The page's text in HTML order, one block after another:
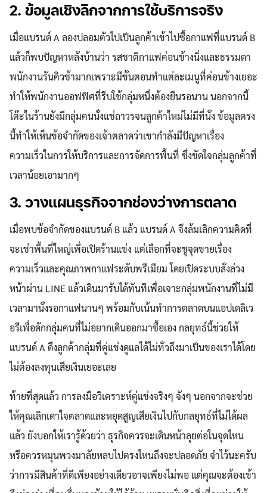
2. ข้อมูลเชิงลึกจากการใช้บริการจริง
เมื่อแบรนด์ A ลองปลอมตัวไปเป็นลูกค้าเข้าไปซื้อกาแฟที่แบรนด์ B
แล้วก็พบปัญหาหลังบ้านว่า รสชาติกาแฟค่อนข้างนิ่งและธรรมดา
พนักงานรันคิวช้ามากเพราะมีขั้นตอนทำแต่ละเมนูที่ค่อนข้างเยอะ
ทำให้พนักงานออฟฟิศที่รีบใช้กลุ่มหนึ่งต้องยืนรอนาน นอกจากนี้
โต๊ะในร้านยังมีกลุ่มคนนั่งแช่ถาวรจนลูกค้าใหม่ไม่มีที่นั่ง ข้อมูลตรง
นี้ทำให้เห็นข้อจำกัดของเจ้าตลาดว่าเขากำลังมีปัญหาเรื่อง
ความเร็วในการให้บริการและการจัดการพื้นที่ ซึ่งขัดใจกลุ่มลูกค้าที่
เวลาน้อยเอามากๆ
3. วางแผนธุรกิจจากช่องว่างการตลาด
เมื่อพบข้อจำกัดของแบรนด์ B แล้ว แบรนด์ A จึงล้มเลิกความคิดที่
จะเช่าพื้นที่ใหญ่เพื่อเปิดร้านแข่ง แต่เลือกที่จะชูจุดขายเรื่อง
ความเร็วและคุณภาพกาแฟระดับพรีเมียม โดยเปิดระบบสั่งล่วง
หน้าผ่าน LINE แล้วเดินมารับได้ทันทีเพื่อเจาะกลุ่มพนักงานที่ไม่มี
เวลามานั่งรอกาแฟนานๆ พร้อมกับเน้นทำการตลาดบนแอปเดลิเว
อรีเพื่อดักกลุ่มคนที่ไม่อยากเดินออกมาซื้อเอง กลยุทธ์นี้ช่วยให้
แบรนด์ A ดึงลูกค้ากลุ่มที่คู่แข่งดูแลได้ไม่ทั่วถึงมาเป็นของเราได้โดย
ไม่ต้องลงทุนเสียเงินเยอะเลย
ท้ายที่สุดแล้ว การลงมือวิเคราะห์คู่แข่งจริงๆ จังๆ นอกจากจะช่วย
ให้คุณเลิกเดาใจตลาดและหยุดสูญเสียเงินไปกับกลยุทธ์ที่ไม่ได้ผล
แล้ว ยังบอกให้เรารู้ด้วยว่า ธุรกิจควรจะเดินหน้าลุยต่อในจุดไหน
หรือควรหมุนพวงมาลัยหลบไปตรงไหนถึงจะปลอดภัย จำไว้นะครับ
ว่าการมีสินค้าที่ดีเพียงอย่างเดียวอาจเพียงไม่พอ แต่คุณจะต้องเข้า